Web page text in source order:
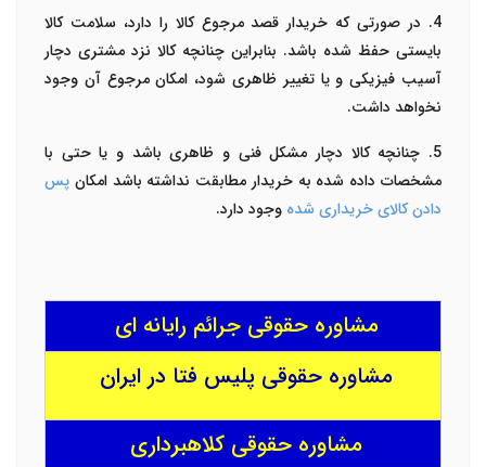
4. در صورتی که خریدار قصد مرجوع کالا را دارد، سلامت کالا
بایستی حفظ شده باشد. بنابراین چنانچه کالا نزد مشتری دچار
آسیب فیزیکی و یا تغییر ظاهری شود، امکان مرجوع آن وجود
نخواهد داشت.
5. چنانچه کالا دچار مشکل فنی و ظاهری باشد و یا حتی با
مشخصات داده شده به خریدار مطابقت نداشته باشد امکان پس
دادن کالای خریداری شده وجود دارد.
مشاوره حقوقی جرائم رایانه ای
مشاوره حقوقی پلیس فتا در ایران
مشاوره حقوقی کلاهبرداری